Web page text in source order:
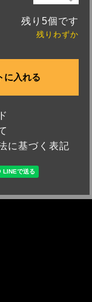
残り5個です
残りわずか
に基づく表記